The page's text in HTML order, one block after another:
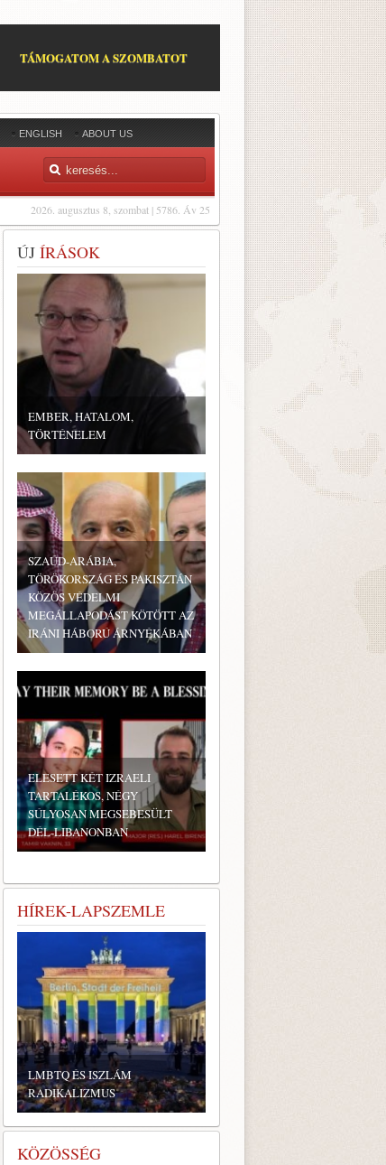
TÁMOGATOM A SZOMBATOT
ENGLISH ABOUT US
2026. augusztus 8, szombat | 5786. Áv 25
ÚJ ÍRÁSOK
EMBER, HATALOM,
TÖRTÉNELEM
SZAÚD-ARÁBIA,
TÖRÖKORSZÁG ÉS PAKISZTÁN
KÖZÖS VÉDELMI
MEGÁLLAPODÁST KÖTÖTT AZ
IRÁNI HÁBORÚ ÁRNYÉKÁBAN
ELESETT KÉT IZRAELI
TARTALÉKOS, NÉGY
SÚLYOSAN MEGSEBESÜLT
DÉL-LIBANONBAN
HÍREK-LAPSZEMLE
LMBTQ ÉS ISZLÁM
RADIKALIZMUS
KÖZÖSSÉG